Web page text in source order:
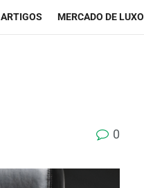
ARTIGOS MERCADO DE LUXO
0